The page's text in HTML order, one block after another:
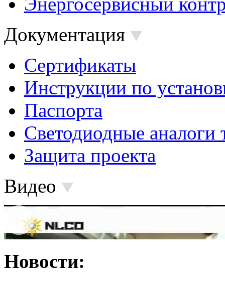
Документация
Сертификаты
Инструкции по
Паспорта
Светодиодные аналоги
Защита проекта
Видео
Новости: